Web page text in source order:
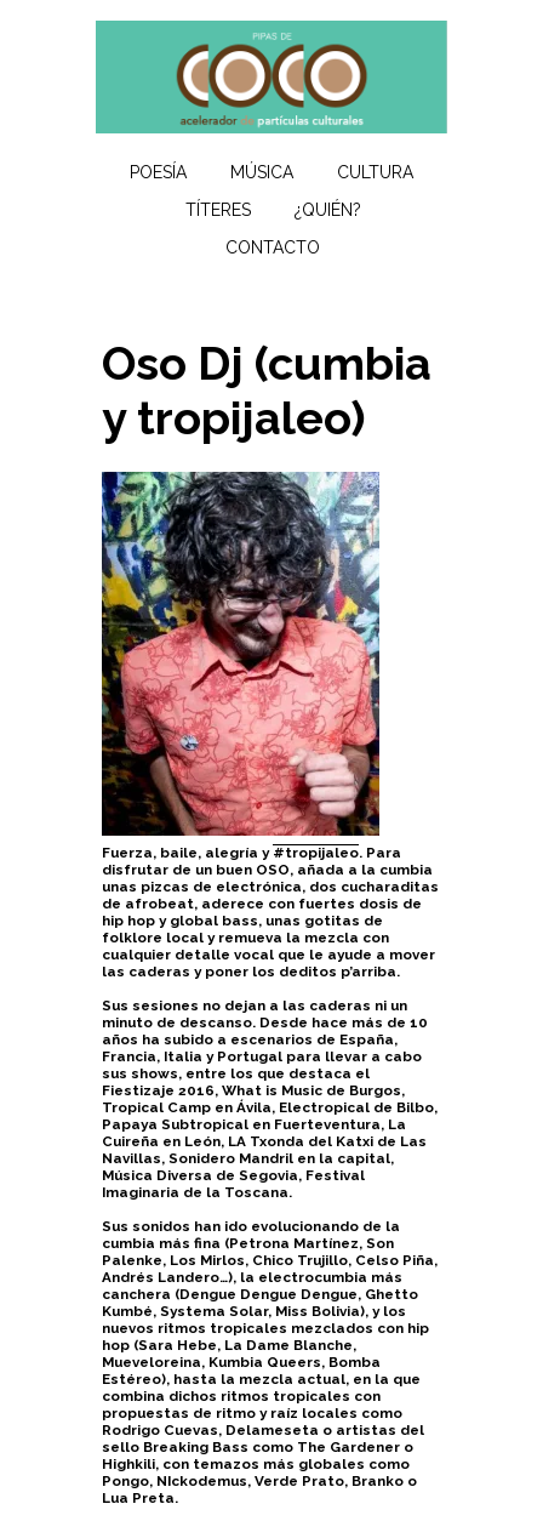
POESÍA MÚSICA
CULTURA
TÍTERES
¿QUIÉN?
CONTACTO
Oso Dj (cumbia
y tropijaleo)
Fuerza, baile, alegría y #tropijaleo. Para
disfrutar de un buen OSO, añada a la cumbia
unas pizcas de electrónica, dos cucharaditas
de afrobeat, aderece con fuertes dosis de
hip hop y global bass, unas gotitas de
folklore local y remueva la mezcla con
cualquier detalle vocal que le ayude a mover
las caderas y poner los deditos p’arriba.
Sus sesiones no dejan a las caderas ni un
minuto de descanso. Desde hace más de 10
años ha subido a escenarios de España,
Francia, Italia y Portugal para llevar a cabo
sus shows, entre los que destaca el
Fiestizaje 2016, What is Music de Burgos,
Tropical Camp en Ávila, Electropical de Bilbo,
Papaya Subtropical en Fuerteventura, La
Cuireña en León, LA Txonda del Katxi de Las
Navillas, Sonidero Mandril en la capital,
Música Diversa de Segovia, Festival
Imaginaria de la Toscana.
Sus sonidos han ido evolucionando de la
cumbia más fina (Petrona Martínez, Son
Palenke, Los Mirlos, Chico Trujillo, Celso Piña,
Andrés Landero…), la electrocumbia más
canchera (Dengue Dengue Dengue, Ghetto
Kumbé, Systema Solar, Miss Bolivia), y los
nuevos ritmos tropicales mezclados con hip
hop (Sara Hebe, La Dame Blanche,
Mueveloreina, Kumbia Queers, Bomba
Estéreo), hasta la mezcla actual, en la que
combina dichos ritmos tropicales con
propuestas de ritmo y raíz locales como
Rodrigo Cuevas, Delameseta o artistas del
sello Breaking Bass como The Gardener o
Highkili, con temazos más globales como
Pongo, NIckodemus, Verde Prato, Branko o
Lua Preta.